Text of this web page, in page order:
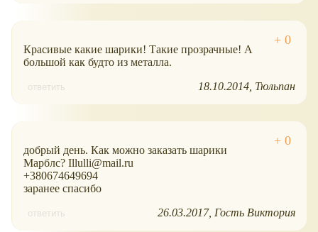
Красивые какие шарики! Такие прозрачные! А
большой как будто из металла.
ответить 18.10.2014 Тюльпан
добрый день. Как можно заказать шарики
Марблс? Illulli@mail.ru
+380674649694
заранее спасибо
ответить 26.03.2017 Гость Виктория